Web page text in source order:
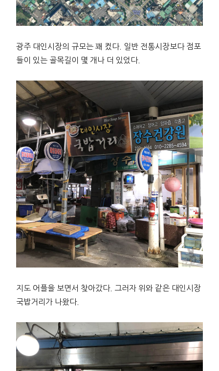
광주 대인시장의 규모는 꽤 컸다. 일반 전통시장보다 점포
들이 있는 골목길이 몇 개나 더 있었다.
지도 어플을 보면서 찾아갔다. 그러자 위와 같은 대인시장
국밥거리가 나왔다.